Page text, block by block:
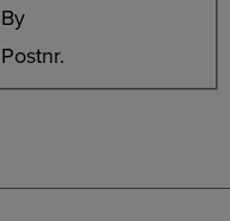
By
Postnr.